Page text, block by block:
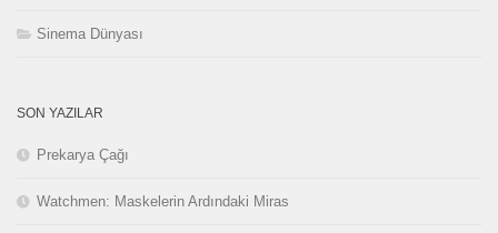
Sinema Dünyası
SON YAZILAR
Prekarya Çağı
Watchmen: Maskelerin Ardındaki Miras